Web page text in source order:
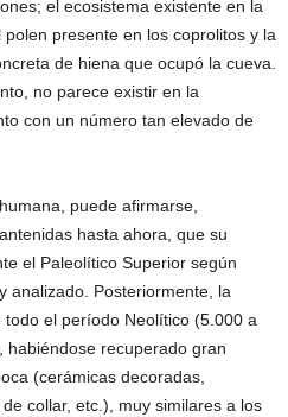
el ecosistema existente en la
presente en los coprolitos y la
de hiena que ocupó la cueva.
no parece existir en la
con un número tan elevado de
puede afirmarse,
hasta ahora, que su
el Paleolítico Superior según
analizado. Posteriormente, la
el período Neolítico (5.000 a
recuperado gran
(cerámicas decoradas,
collar, etc.), muy similares a los